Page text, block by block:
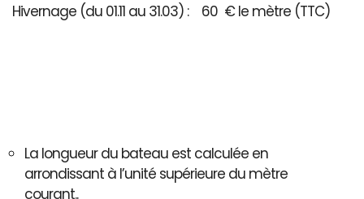
Hivernage (du 01.11 au 31.03) : 60 € le mètre (TTC)
La longueur du bateau est calculée en
arrondissant à l’unité supérieure du mètre
courant..